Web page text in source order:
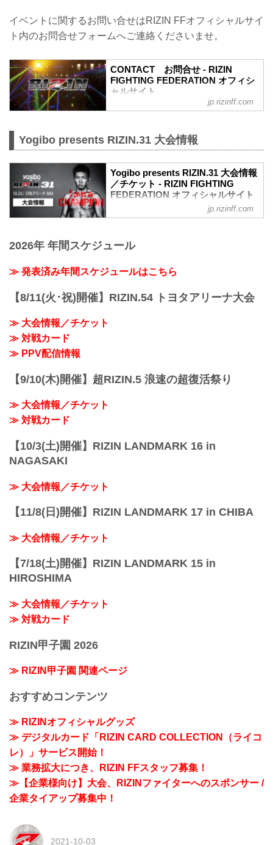
A. ①ファンクラブ先行（超強者→強者）
→ ②先行販売（オフィシャルサイト先
行・ プレイガイド先行 ・番組・チラシ等
売。こちらの順番となります。
※予約流れや演出の変更などで前後する
場合があります。
※選手応援シート（ぴあQRコード販
売）、各選手販売分については大...
イベントに関するお問い合せはRIZIN FFオフィシャルサイ
ト内のお問合せフォームへご連絡くださいませ。
CONTACT お問合せ - RIZIN
FIGHTING FEDERATION オフィシ
ャルサイト
RIZIN FIGHTING FEDERATION オフィシ
「RIZIN FIGHTING FEDERATION」（ラ
ン）の情報・加盟団体について発信して
いきます。
jp.rizinff.com
Yogibo presents RIZIN.31 大会情報
Yogibo presents RIZIN.31 大会情報
／チケット - RIZIN FIGHTING
FEDERATION オフィシャルサイト
日時
定）/ 14:00開始（予定）
RIZIN FFオフィシャルサイトにてご案内
します。
ぴあアリーナMM
jp.rizinff.com
2026年 年間スケジュール
≫ 発表済み年間スケジュールはこちら
【8/11(火･祝)開催】RIZIN.54 トヨタアリーナ大会
≫ 大会情報／チケット
≫ 対戦カード
≫ PPV配信情報
【9/10(木)開催】超RIZIN.5 浪速の超復活祭り
≫ 大会情報／チケット
≫ 対戦カード
【10/3(土)開催】RIZIN LANDMARK 16 in
NAGASAKI
≫ 大会情報／チケット
【11/8(日)開催】RIZIN LANDMARK 17 in CHIBA
≫ 大会情報／チケット
【7/18(土)開催】RIZIN LANDMARK 15 in
HIROSHIMA
≫ 大会情報／チケット
≫ 対戦カード
RIZIN甲子園 2026
≫ RIZIN甲子園 関連ページ
おすすめコンテンツ
≫ RIZINオフィシャルグッズ
≫ デジタルカード「RIZIN CARD COLLECTION（ライコ
レ）」サービス開始！
≫ 業務拡大につき、RIZIN FFスタッフ募集！
≫【企業様向け】大会、RIZINファイターへのスポンサー /
企業タイアップ募集中！
2021-10-03